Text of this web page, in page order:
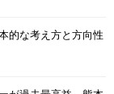
的な考え方と方向性